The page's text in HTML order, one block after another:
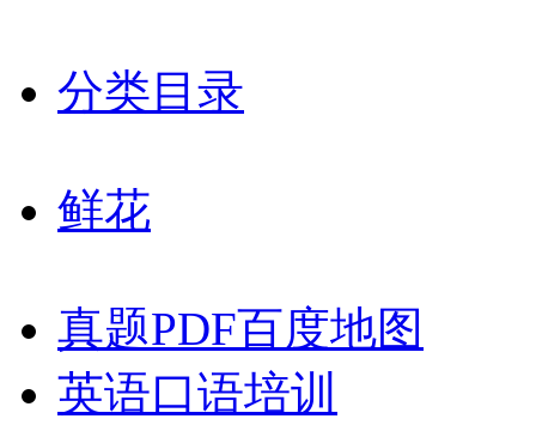
分类目录
鲜花
真题PDF百度地图
英语口语培训